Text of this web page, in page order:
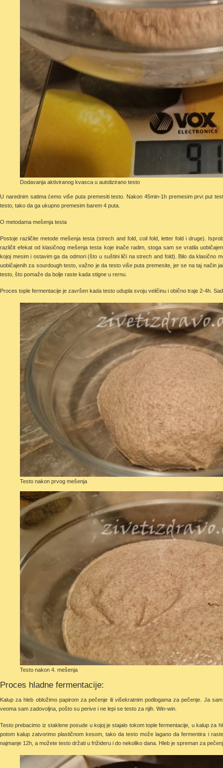
Dodavanja aktiviranog kvasca u autolizirano testo
U narednim satima ćemo više puta premesiti testo. Nakon 45min-1h premesim prvi put
testo, tako da ga ukupno premesim barem 4 puta.
O metodama mešenja testa
Postoje različite metode mešenja testa (strech and fold, coil fold, letter fold i druge).
različit efekat od klasičnog mešenja testa koje inače radim, stoga sam se vratila
kojoj mesim i ostavim ga da odmori (što u suštini liči na strech and fold). Bilo da klasično
uobičajenih za sourdough testo, važno je da testo više puta premesite, jer se na taj način
testo, što pomaže da bolje raste kada stigne u rernu.
Proces tople fermentacije je završen kada testo udupla svoju veličinu i obično traje 2-4h.
Testo nakon prvog mešenja
Testo nakon 4. mešenja
Proces hladne fermentacije:
Kalup za hleb obložimo papirom za pečenje ili višekratnim podlogama za pečenje. Ja
veoma sam zadovoljna, pošto su perive i ne lepi se testo za njih. Win-win.
Testo prebacimo iz staklene posude u kojoj je stajalo tokom tople fermentacije, u kalup za
potom kalup zatvorimo plastičnom kesom, tako da testo može lagano da fermentira i
najmanje 12h, a možete testo držati u frižideru i do nekoliko dana. Hleb je spreman za